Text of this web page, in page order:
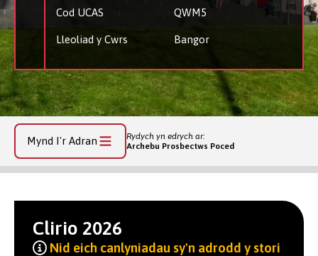
Cod UCAS QWM5
Lleoliad y Cwrs Bangor
Mynd I'r Adran
Rydych yn edrych ar:
Archebu Prosbectws Poced
Clirio 2026
Nid eich canlyniadau sy'n adrodd y stori